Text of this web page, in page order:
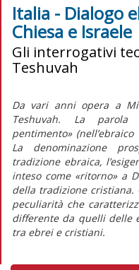
Italia - Dialogo
Chiesa e Israele
Gli interrogativi
Teshuvah
Da vari anni opera a
Teshuvah. La
pentimento»
La denominazione
tradizione ebraica,
inteso come «ritorno» a
della tradizione
peculiarità che
differente da quelli delle
tra ebrei e cristiani.